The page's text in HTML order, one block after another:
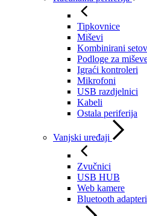
Tipkovnice
Miševi
Kombinirani
Podloge za
Igraći kontroleri
Mikrofoni
USB razdjelnici
Kabeli
Ostala periferija
Vanjski uređaji
Zvučnici
USB HUB
Web kamere
Bluetooth adapteri